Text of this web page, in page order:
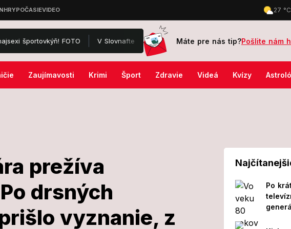
FOTO V Slovnafte vzplanula nádrž: Odhalili, čo predchádzalo požiaru! Neďaleká
Máte pre nás tip?Pošlite nám
Zaujímavosti Krimi Šport Zdravie Videá Kvízy
prežíva
drsných
vyznanie, z
prežíva
Po